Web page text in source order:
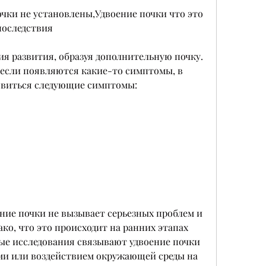
не установлены,Удвоение почки что это
развития, образуя дополнительную почку.
если появляются какие-то симптомы, в
следующие симптомы:
почки не вызывает серьезных проблем и
что это происходит на ранних этапах
исследования связывают удвоение почки
или воздействием окружающей среды на